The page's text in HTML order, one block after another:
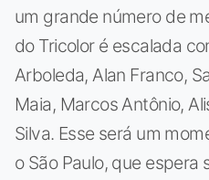
um grande número de
do Tricolor é escalada
Arboleda, Alan Franco,
Maia, Marcos Antônio,
Silva. Esse será um
o São Paulo, que espera